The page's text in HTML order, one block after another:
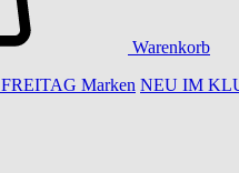
Warenkorb
FREITAG Marken NEU IM